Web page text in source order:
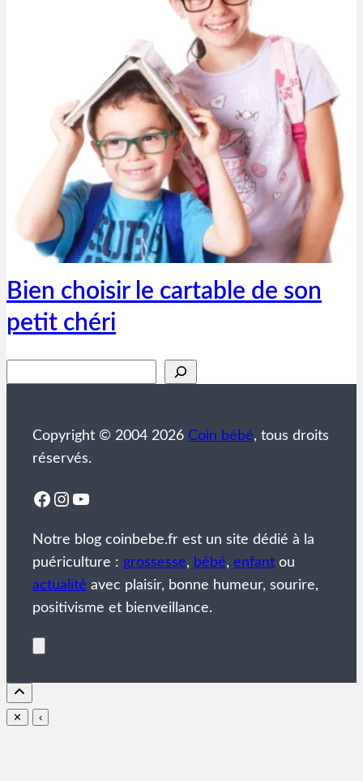
Thibaut Parent
15 décembre 2018
Bien choisir le cartable de son
petit chéri
Copyright © 2004 2026 Coin bébé, tous droits
réservés.
Facebook
Instagram
YouTube
Notre blog coinbebe.fr est un site dédié à la
puériculture : grossesse, bébé, enfant ou
actualité avec plaisir, bonne humeur, sourire,
positivisme et bienveillance.
✕ ‹